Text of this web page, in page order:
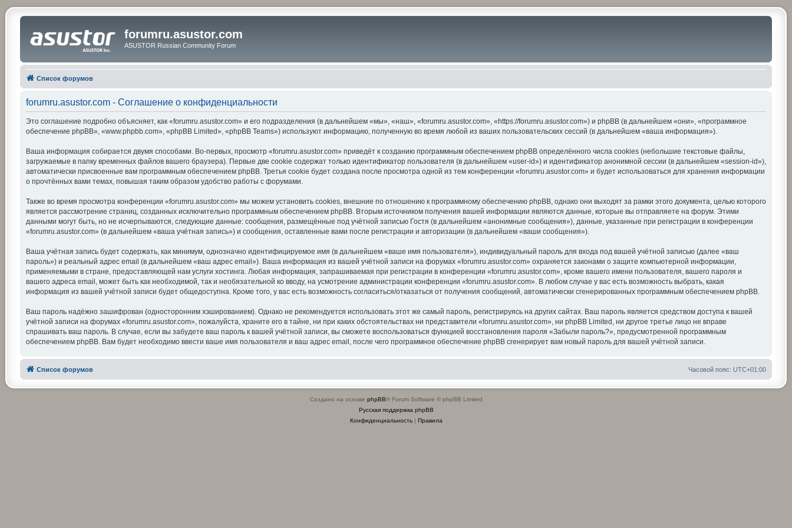
forumru.asustor.com
ASUSTOR Russian Community Forum
Список форумов
forumru.asustor.com - Соглашение о конфиденциальности
Это соглашение подробно объясняет, как «forumru.asustor.com» и его подразделения (в дальнейшем «мы», «наш», «forumru.asustor.com», «https://forumru.asustor.com») и phpBB (в дальнейшем «они», «программное
обеспечение phpBB», «www.phpbb.com», «phpBB Limited», «phpBB Teams») используют информацию, полученную во время любой из ваших пользовательских сессий (в дальнейшем «ваша информация»).
Ваша информация собирается двумя способами. Во-первых, просмотр «forumru.asustor.com» приведёт к созданию программным обеспечением phpBB определённого числа cookies (небольшие текстовые файлы,
загружаемые в папку временных файлов вашего браузера). Первые две cookie содержат только идентификатор пользователя (в дальнейшем «user-id») и идентификатор анонимной сессии (в дальнейшем «session-id»),
автоматически присвоенные вам программным обеспечением phpBB. Третья cookie будет создана после просмотра одной из тем конференции «forumru.asustor.com» и будет использоваться для хранения информации
о прочтённых вами темах, повышая таким образом удобство работы с форумами.
Также во время просмотра конференции «forumru.asustor.com» мы можем установить cookies, внешние по отношению к программному обеспечению phpBB, однако они выходят за рамки этого документа, целью которого
является рассмотрение страниц, созданных исключительно программным обеспечением phpBB. Вторым источником получения вашей информации являются данные, которые вы отправляете на форум. Этими
данными могут быть, но не исчерпываются, следующие данные: сообщения, размещённые под учётной записью Гостя (в дальнейшем «анонимные сообщения»), данные, указанные при регистрации в конференции
«forumru.asustor.com» (в дальнейшем «ваша учётная запись») и сообщения, оставленные вами после регистрации и авторизации (в дальнейшем «ваши сообщения»).
Ваша учётная запись будет содержать, как минимум, однозначно идентифицируемое имя (в дальнейшем «ваше имя пользователя»), индивидуальный пароль для входа под вашей учётной записью (далее «ваш
пароль») и реальный адрес email (в дальнейшем «ваш адрес email»). Ваша информация из вашей учётной записи на форумах «forumru.asustor.com» охраняется законами о защите компьютерной информации,
применяемыми в стране, предоставляющей нам услуги хостинга. Любая информация, запрашиваемая при регистрации в конференции «forumru.asustor.com», кроме вашего имени пользователя, вашего пароля и
вашего адреса email, может быть как необходимой, так и необязательной ко вводу, на усмотрение администрации конференции «forumru.asustor.com». В любом случае у вас есть возможность выбрать, какая
информация из вашей учётной записи будет общедоступна. Кроме того, у вас есть возможность согласиться/отказаться от получения сообщений, автоматически сгенерированных программным обеспечением phpBB.
Ваш пароль надёжно зашифрован (односторонним хэшированием). Однако не рекомендуется использовать этот же самый пароль, регистрируясь на других сайтах. Ваш пароль является средством доступа к вашей
учётной записи на форумах «forumru.asustor.com», пожалуйста, храните его в тайне, ни при каких обстоятельствах ни представители «forumru.asustor.com», ни phpBB Limited, ни другое третье лицо не вправе
спрашивать ваш пароль. В случае, если вы забудете ваш пароль к вашей учётной записи, вы сможете воспользоваться функцией восстановления пароля «Забыли пароль?», предусмотренной программным
обеспечением phpBB. Вам будет необходимо ввести ваше имя пользователя и ваш адрес email, после чего программное обеспечение phpBB сгенерирует вам новый пароль для вашей учётной записи.
Список форумов Часовой пояс: UTC+01:00
Создано на основе phpBB® Forum Software © phpBB Limited
Русская поддержка phpBB
Конфиденциальность| Правила